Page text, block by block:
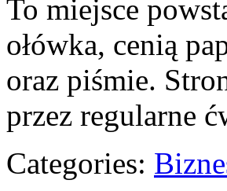
To miejsce
ołówka, cenią
oraz piśmie.
przez regularne
Categories: